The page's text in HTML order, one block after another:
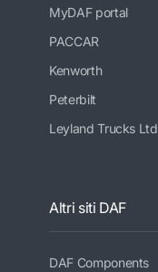
MyDAF portal
PACCAR
Kenworth
Peterbilt
Leyland Trucks Ltd
Altri siti DAF
DAF Components